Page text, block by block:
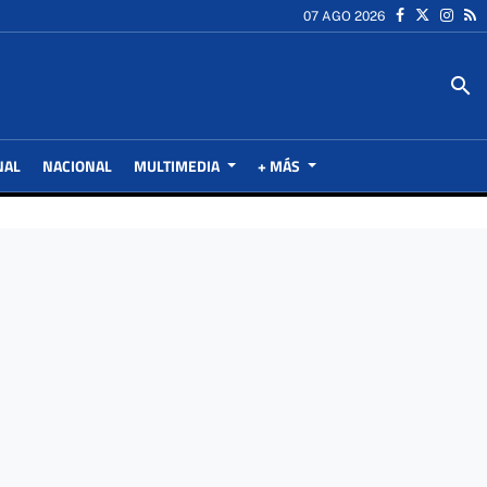
07 AGO 2026
search
NACIONAL MULTIMEDIA + MÁS